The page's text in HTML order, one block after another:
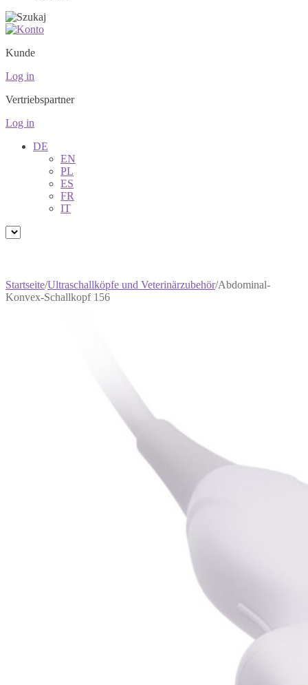
Kunde
Log in
Vertriebspartner
Log in
DE
EN
PL
ES
FR
IT
Startseite/Ultraschallköpfe und Veterinärzubehör/Abdominal-
Konvex-Schallkopf 156